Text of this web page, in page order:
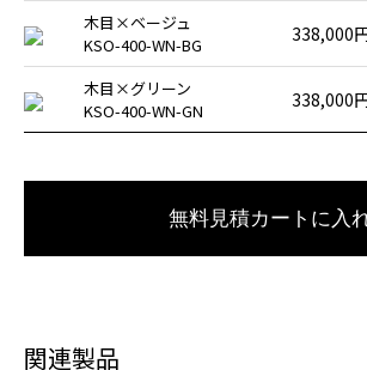
木目×ベージュ
KSO-400-WN-BG
338,000
木目×グリーン
KSO-400-WN-GN
338,000
無料見積カートに入
関連製品